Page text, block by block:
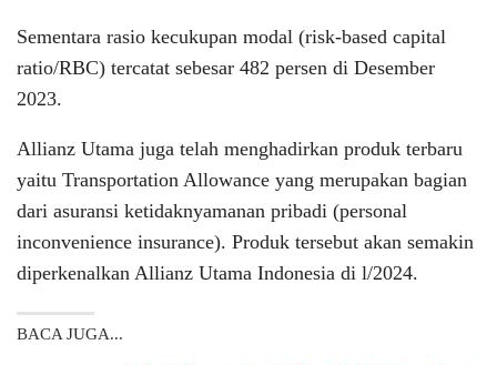
Sementara rasio kecukupan modal (risk-based capital
ratio/RBC) tercatat sebesar 482 persen di Desember
2023.
Allianz Utama juga telah menghadirkan produk terbaru
yaitu Transportation Allowance yang merupakan bagian
dari asuransi ketidaknyamanan pribadi (personal
inconvenience insurance). Produk tersebut akan semakin
diperkenalkan Allianz Utama Indonesia di l/2024.
BACA JUGA...